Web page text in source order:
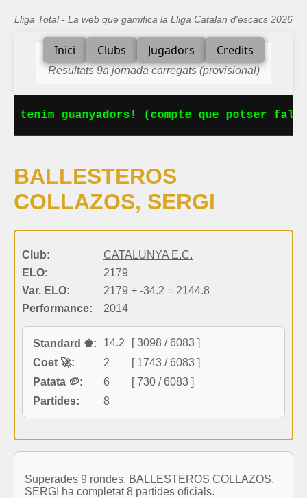
Lliga Total - La web que gamifica la Lliga Catalan d'escacs 2026
Inici Clubs Jugadors Credits
Resultats 9a jornada carregats (provisional)
tenim guanyadors! (compte que potser
BALLESTEROS
COLLAZOS, SERGI
Club:
CATALUNYA E.C.
ELO:
2179
Var. ELO:
2179 + -34.2 = 2144.8
Performance:
2014
Standard ♚: 14.2
[ 3098 / 6083 ]
Coet 🚀:
2
[ 1743 / 6083 ]
Patata 🥔:
6
[ 730 / 6083 ]
Partides:
8
Superades 9 rondes, BALLESTEROS COLLAZOS,
SERGI ha completat 8 partides oficials.